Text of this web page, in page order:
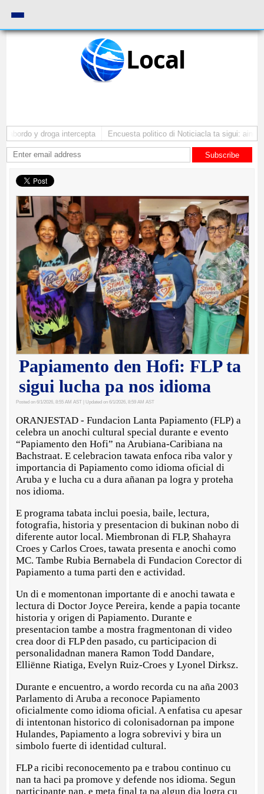
Local
y droga intercepta Encuesta politico di Noticiacla ta sigui: ainda
Subscribe
Papiamento den Hofi: FLP ta
sigui lucha pa nos idioma
Posted on 6/1/2026, 8:55 AM AST | Updated on 6/1/2026, 8:59 AM AST
ORANJESTAD - Fundacion Lanta Papiamento (FLP) a
celebra un anochi cultural special durante e evento
“Papiamento den Hofi” na Arubiana-Caribiana na
Bachstraat. E celebracion tawata enfoca riba valor y
importancia di Papiamento como idioma oficial di
Aruba y e lucha cu a dura añanan pa logra y proteha
nos idioma.
E programa tabata inclui poesia, baile, lectura,
fotografia, historia y presentacion di bukinan nobo di
diferente autor local. Miembronan di FLP, Shahayra
Croes y Carlos Croes, tawata presenta e anochi como
MC. Tambe Rubia Bernabela di Fundacion Corector di
Papiamento a tuma parti den e actividad.
Un di e momentonan importante di e anochi tawata e
lectura di Doctor Joyce Pereira, kende a papia tocante
historia y origen di Papiamento. Durante e
presentacion tambe a mostra fragmentonan di video
crea door di FLP den pasado, cu participacion di
personalidadnan manera Ramon Todd Dandare,
Elliënne Riatiga, Evelyn Ruiz-Croes y Lyonel Dirksz.
Durante e encuentro, a wordo recorda cu na aña 2003
Parlamento di Aruba a reconoce Papiamento
oficialmente como idioma oficial. A enfatisa cu apesar
di intentonan historico di colonisadornan pa impone
Hulandes, Papiamento a logra sobrevivi y bira un
simbolo fuerte di identidad cultural.
FLP a ricibi reconocemento pa e trabou continuo cu
nan ta haci pa promove y defende nos idioma. Segun
participante nan, e meta final ta pa algun dia logra cu